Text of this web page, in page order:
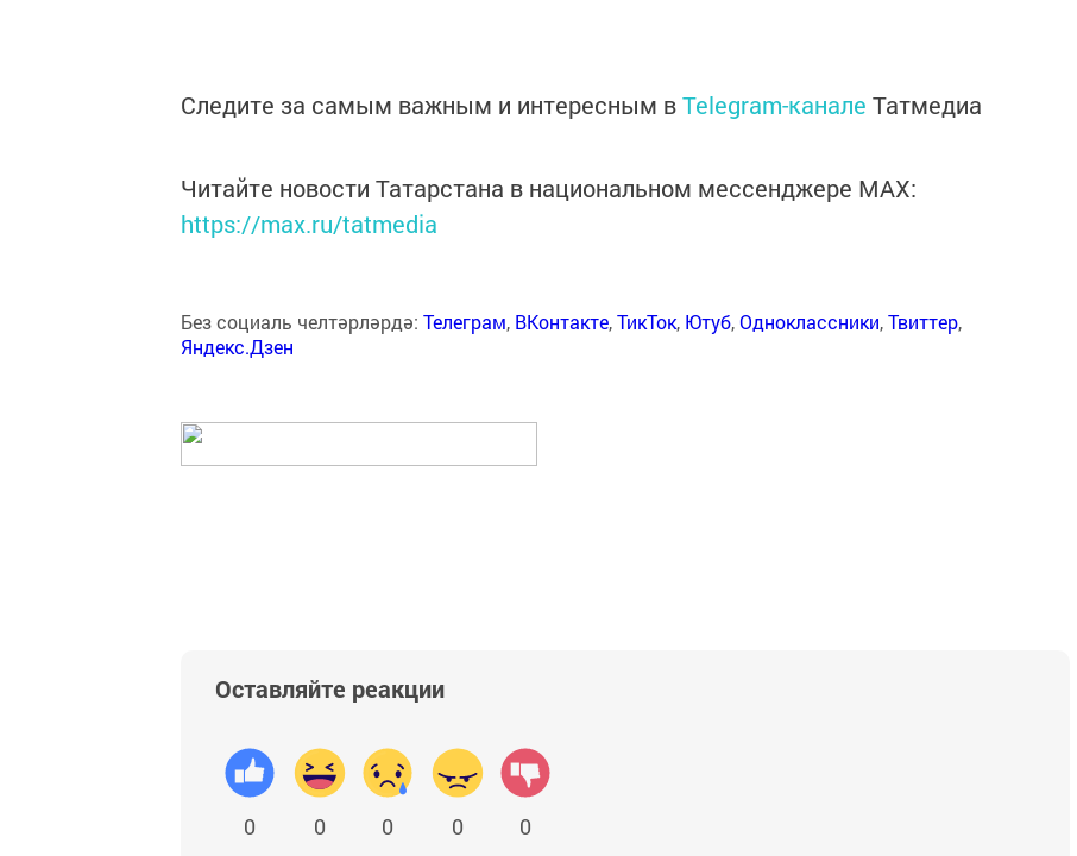
Следите за самым важным и интересным вTelegram-канале Татмедиа
Читайте новости Татарстана в национальном мессенджере MАХ:
https://max.ru/tatmedia
Без социаль челтәрләрдә: Телеграм, ВКонтакте,ТикТок, Ютуб,Одноклассники,Твиттер,
Яндекс.Дзен
Оставляйте реакции
0 0 0 0 0